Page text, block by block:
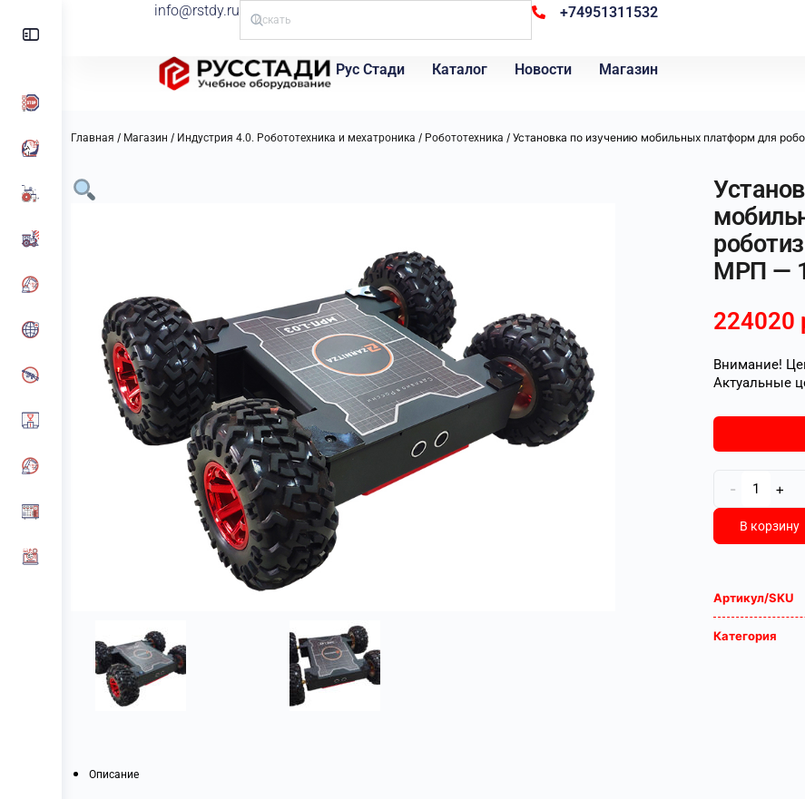
info@rstdy.ru +74951311532
Рус Стади Каталог Новости Магазин
Главная / Магазин / Индустрия 4.0. Робототехника и мехатроника / Робототехника / Установка по изучению мобильных платформ для
МРП —
224020
Внимание!
Актуальные
- +
В корзину
Артикул/SKU
Категория
Описание